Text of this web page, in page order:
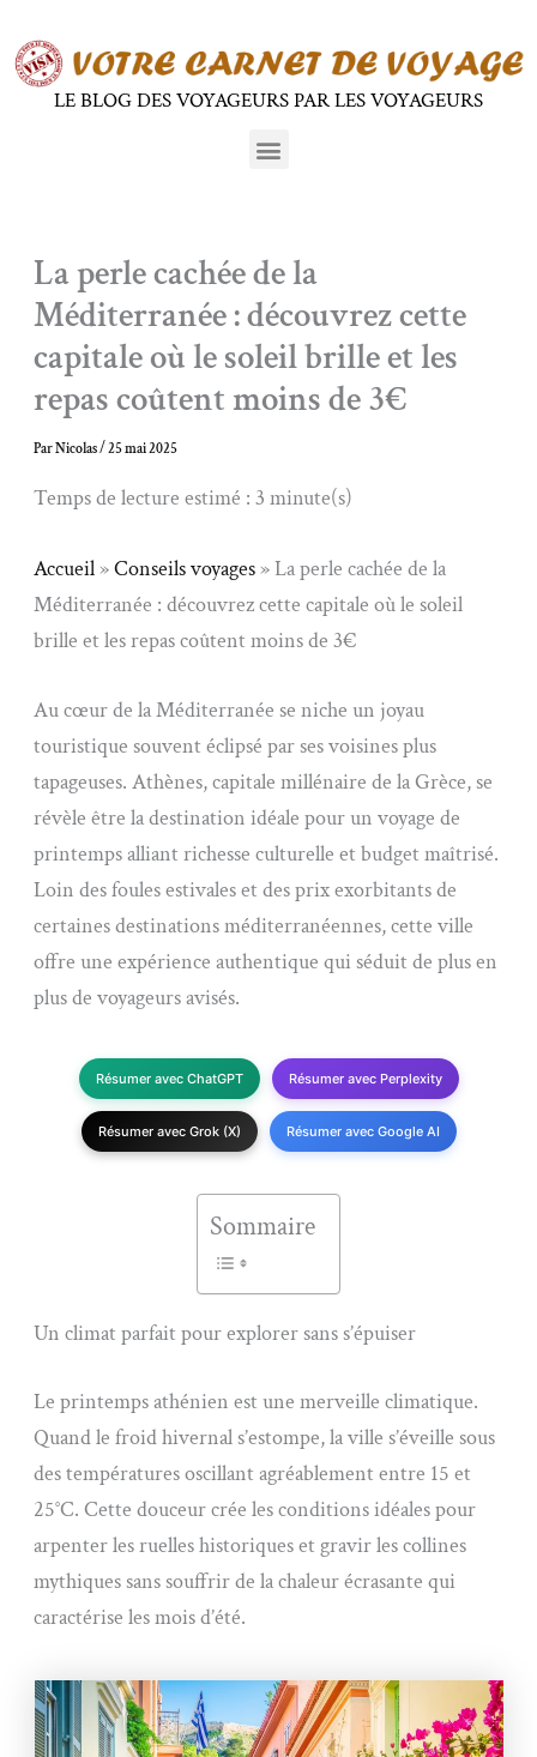
au
contenuLE BLOG DES VOYAGEURS PAR LES VOYAGEURS
Menu
La perle cachée de la
Méditerranée : découvrez cette
capitale où le soleil brille et les
repas coûtent moins de 3€
ParNicolas/25 mai 2025
Temps de lecture estimé : 3 minute(s)
Accueil»Conseils voyages»La perle cachée de la
Méditerranée : découvrez cette capitale où le soleil
brille et les repas coûtent moins de 3€
Au cœur de la Méditerranée se niche un joyau
touristique souvent éclipsé par ses voisines plus
tapageuses. Athènes, capitale millénaire de la Grèce, se
révèle être la destination idéale pour un voyage de
printemps alliant richesse culturelle et budget maîtrisé.
Loin des foules estivales et des prix exorbitants de
certaines destinations méditerranéennes, cette ville
offre une expérience authentique qui séduit de plus en
plus de voyageurs avisés.
Résumer avec ChatGPT Résumer avec Perplexity
Résumer avec Grok (X) Résumer avec Google AI
Sommaire
Un climat parfait pour explorer sans s’épuiser
Le printemps athénien est une merveille climatique.
Quand le froid hivernal s’estompe, la ville s’éveille sous
des températures oscillant agréablement entre 15 et
25°C. Cette douceur crée les conditions idéales pour
arpenter les ruelles historiques et gravir les collines
mythiques sans souffrir de la chaleur écrasante qui
caractérise les mois d’été.